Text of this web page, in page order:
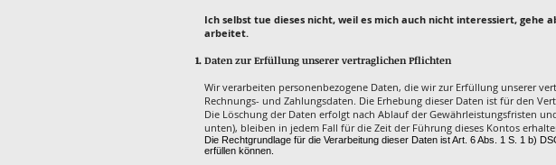
Ich selbst tue dieses nicht, weil es mich auch nicht interessiert, gehe
arbeitet.
Daten zur Erfüllung unserer vertraglichen Pflichten
Wir verarbeiten personenbezogene Daten, die wir zur Erfüllung unserer
Rechnungs- und Zahlungsdaten. Die Erhebung dieser Daten ist für den
Die Löschung der Daten erfolgt nach Ablauf der Gewährleistungsfristen
unten), bleiben in jedem Fall für die Zeit der Führung dieses Kontos
Die Rechtgrundlage für die Verarbeitung dieser Daten ist Art. 6 Abs. 1 S. 1 b)
erfüllen können.